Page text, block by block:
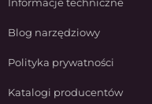
Blog narzędziowy
Polityka prywatności
Katalogi producentów